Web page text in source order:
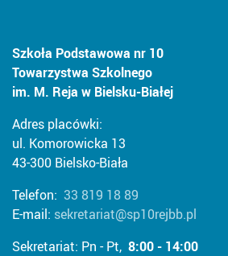
Szkoła Podstawowa nr 10
Towarzystwa Szkolnego
im. M. Reja w Bielsku-Białej
Adres placówki:
ul. Komorowicka 13
43-300 Bielsko-Biała
Telefon: 33 819 18 89
E-mail: sekretariat@sp10rejbb.pl
Sekretariat: Pn - Pt, 8:00 - 14:00